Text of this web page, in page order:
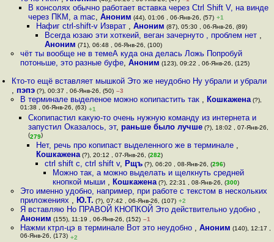
В консолях обычно работает вставка через Ctrl Shift V, на винде
через ПКМ, а mac, Аноним (44), 01:06 , 06-Янв-26, (57) +1
Нафиг ctrl-shift-v Изврат ,Аноним (87), 05:30 , 06-Янв-26, (89)
Всегда юзаю эти хоткеий, веган зачернуто , проблем нет ,
Аноним (71), 06:48 , 06-Янв-26, (100)
чёт ты вообще не в темеА куда она делась Ложь Попробуй
потоньше, это разные буфе, Аноним (123), 09:22 , 06-Янв-26, (125)
Кто-то ещё вставляет мышкой Это же неудобно Ну убрали и убрали
, пэпэ (?), 00:37 , 06-Янв-26, (50) –3
В терминале выделеное можно копипастить так , Кошкажена(?),
01:38 , 06-Янв-26, (63) +1
Скопипастил какую-то очень нужную команду из интернета и
запустил Оказалось, эт, раньше было лучше(?), 18:02 , 07-Янв-26,
(279)
Нет, речь про копипаст выделенного же в терминале ,
Кошкажена (?), 20:12 , 07-Янв-26, (282)
ctrl shift c, ctrl shift v, Рщъ(?), 06:20 , 08-Янв-26, (296)
Можно так, а можно выделать и щелкнуть средней
кнопкой мыши , Кошкажена(?), 22:31 , 08-Янв-26, (300)
Это именно удобно, например, при работе с текстом в нескольких
приложениях , Ю.Т. (?), 07:42 , 06-Янв-26, (107) +2
Я вставляю Но ПРАВОЙ КНОПКОЙ Это действительно удобно ,
Аноним (155), 11:19 , 06-Янв-26, (152) –1
Нажми ктрл-цэ в терминале Вот это неудобно , Аноним (140), 12:17 ,
06-Янв-26, (173) +2